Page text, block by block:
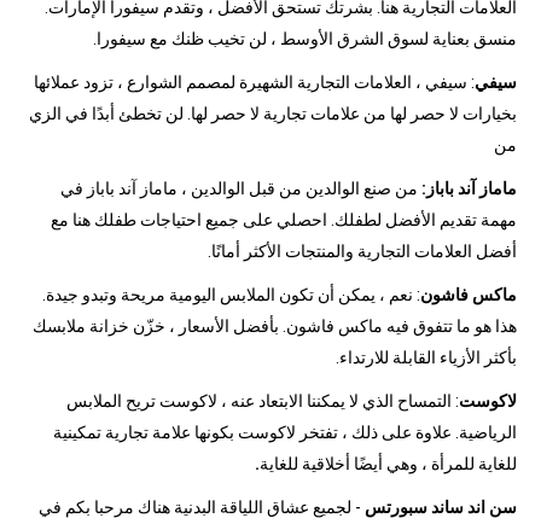
العلامات التجارية هنا. بشرتك تستحق الأفضل ، وتقدم سيفورا الإمارات.
منسق بعناية لسوق الشرق الأوسط ، لن تخيب ظنك مع سيفورا.
سيفي: سيفي ، العلامات التجارية الشهيرة لمصمم الشوارع ، تزود عملائها
بخيارات لا حصر لها من علامات تجارية لا حصر لها. لن تخطئ أبدًا في الزي
من
ماماز آند باباز: من صنع الوالدين من قبل الوالدين ، ماماز آند باباز في
مهمة تقديم الأفضل لطفلك. احصلي على جميع احتياجات طفلك هنا مع
أفضل العلامات التجارية والمنتجات الأكثر أمانًا.
ماكس فاشون: نعم ، يمكن أن تكون الملابس اليومية مريحة وتبدو جيدة.
هذا هو ما تتفوق فيه ماكس فاشون. بأفضل الأسعار ، خزّن خزانة ملابسك
بأكثر الأزياء القابلة للارتداء.
لاكوست: التمساح الذي لا يمكننا الابتعاد عنه ، لاكوست تريح الملابس
الرياضية. علاوة على ذلك ، تفتخر لاكوست بكونها علامة تجارية تمكينية
للغاية للمرأة ، وهي أيضًا أخلاقية للغاية.
سن اند ساند سبورتس - لجميع عشاق اللياقة البدنية هناك مرحبا بكم في